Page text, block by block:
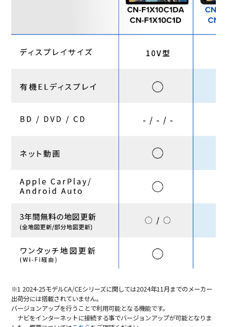
※1 2024-25モデルCA/CEシリーズに関しては2024年11月までのメーカー
出荷分には搭載されていません。
バージョンアップを行うことで利用可能となる機能です。
ナビをインターネットに接続する事でバージョンアップが可能となりま